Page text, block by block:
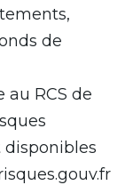
de
au RCS de
disponibles